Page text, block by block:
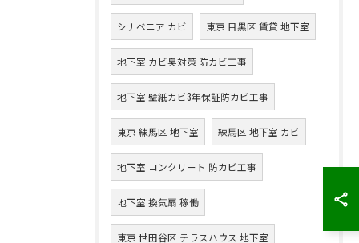
シナベニア カビ 東京 目黒区 賃貸 地下室
地下室 カビ臭対策 防カビ工事
地下室 壁紙カビ3年保証防カビ工事
東京 練馬区 地下室 練馬区 地下室 カビ
地下室 コンクリート 防カビ工事
地下室 換気扇 稼働
東京 世田谷区 テラスハウス 地下室